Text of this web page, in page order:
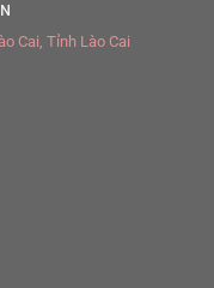
Cai, Tỉnh Lào Cai